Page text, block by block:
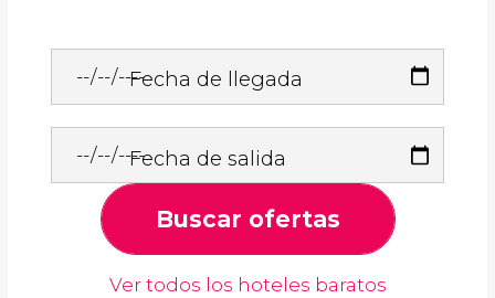
Fecha de llegada
Fecha de salida
Buscar ofertas
Ver todos los hoteles baratos